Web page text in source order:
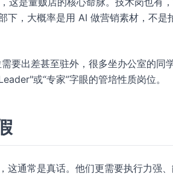
下，大概率是用 AI 做营销素材，不是
要出差甚至驻外，很多坐办公室的同
或“专家”字眼的管培性质岗位。
这通常是真话。他们更需要执行力强